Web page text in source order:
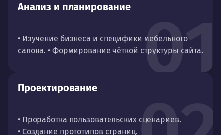
01
Анализ и планирование
• Изучение бизнеса и специфики мебельного
салона. • Формирование чёткой структуры сайта.
Проектирование
• Проработка пользовательских сценариев.
• Создание прототипов страниц.